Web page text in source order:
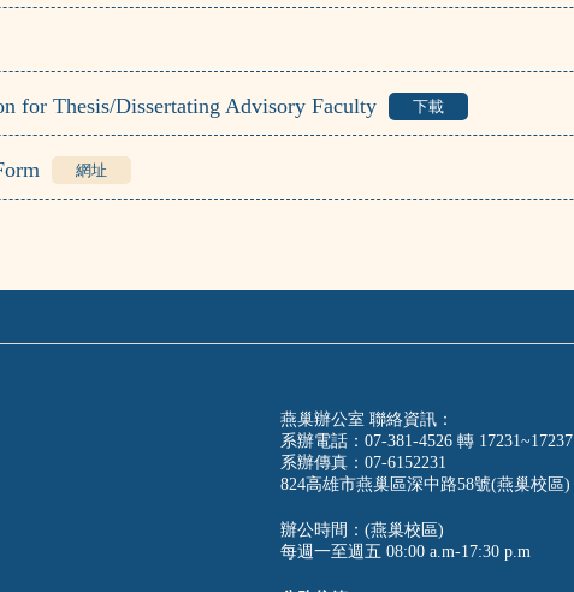
for Thesis/Dissertating Advisory Faculty 下載
網址
燕巢辦公室 聯絡資訊：
系辦電話：07-381-4526 轉 17231~17237
系辦傳真：07-6152231
824高雄市燕巢區深中路58號(燕巢校區)
辦公時間：(燕巢校區)
每週一至週五 08:00 a.m-17:30 p.m